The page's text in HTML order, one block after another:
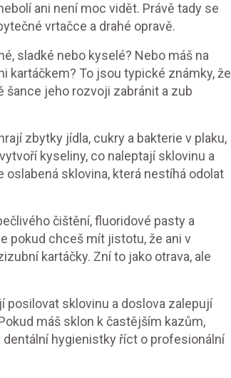
ani není moc vidět. Právě tady se
vrtačce a drahé opravě.
sladké nebo kyselé? Nebo máš na
kartáčkem? To jsou typické známky, že
šance jeho rozvoji zabránit a zub
zbytky jídla, cukry a bakterie v plaku,
kyseliny, co naleptají sklovinu a
sklovina, která nestíhá odolat
čištění, fluoridové pasty a
pokud chceš mít jistotu, že ani v
kartáčky. Zní to jako otrava, ale
posilovat sklovinu a doslova zalepují
máš sklon k častějším kazům,
hygienistky říct o profesionální